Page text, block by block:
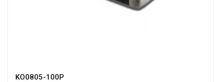
KO0805-100P